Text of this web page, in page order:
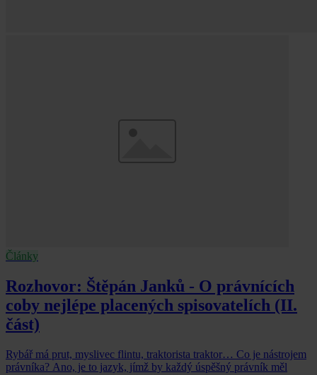
Články
Rozhovor: Štěpán Janků - O právnících
coby nejlépe placených spisovatelích (II.
část)
Rybář má prut, myslivec flintu, traktorista traktor… Co je nástrojem
právníka? Ano, je to jazyk, jímž by každý úspěšný právník měl